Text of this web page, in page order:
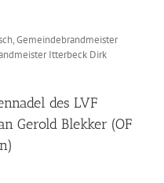
Gemeindebrandmeister
Itterbeck Dirk
des LVF
Gerold Blekker (OF